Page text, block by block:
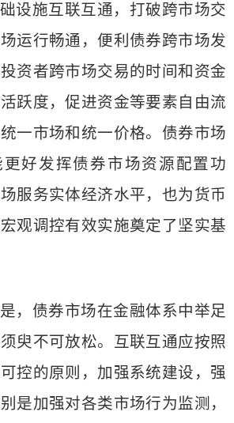
设施互联互通，打破跨市场交
运行畅通，便利债券跨市场发
资者跨市场交易的时间和资金
跃度，促进资金等要素自由流
一市场和统一价格。债券市场
更好发挥债券市场资源配置功
服务实体经济水平，也为货币
观调控有效实施奠定了坚实基
，债券市场在金融体系中举足
臾不可放松。互联互通应按照
控的原则，加强系统建设，强
是加强对各类市场行为监测，